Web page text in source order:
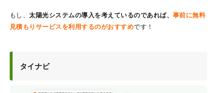
もし、太陽光システムの導入を考えているのであれば、事前に無料
見積もりサービスを利用するのがおすすめです！
タイナビ